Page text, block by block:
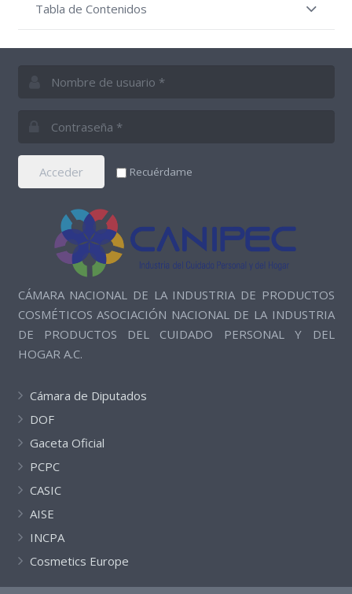
Tabla de Contenidos
Acceder Recuérdame
CÁMARA NACIONAL DE LA INDUSTRIA DE PRODUCTOS
COSMÉTICOS ASOCIACIÓN NACIONAL DE LA INDUSTRIA
DE PRODUCTOS DEL CUIDADO PERSONAL Y DEL
HOGAR A.C.
Cámara de Diputados
DOF
Gaceta Oficial
PCPC
CASIC
AISE
INCPA
Cosmetics Europe